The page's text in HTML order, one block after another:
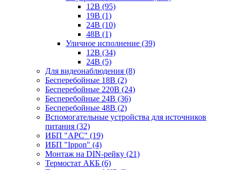
12В (95)
19В (1)
24В (10)
48В (1)
Уличное исполнение (39)
12В (34)
24В (5)
Для видеонаблюдения (8)
Бесперебойные 18В (2)
Бесперебойные 220В (24)
Бесперебойные 24В (36)
Бесперебойные 48В (2)
Вспомогательные устройства для источников
питания (32)
ИБП "APC" (19)
ИБП "Ippon" (4)
Монтаж на DIN-рейку (21)
Термостат АКБ (6)